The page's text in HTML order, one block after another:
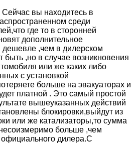
вы находитесь в
среди
где то в сторонней
дополнительное
,чем в дилерском
,но в случае возникновения
или же каких либо
с установкой
больше на эвакуаторах и
платной . Это самый простой
вышеуказанных действий
блокировки,выйдут из
или же катализаторы,то сумма
больше ,чем
официального дилера.С